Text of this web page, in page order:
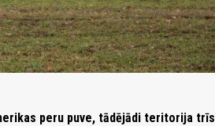
peru puve, tādējādi teritorija trīs